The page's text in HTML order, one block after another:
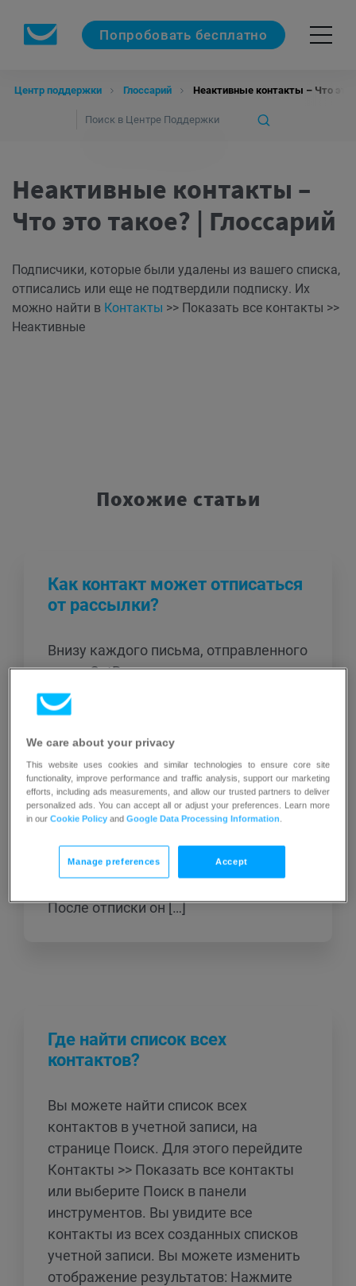
Попробовать бесплатно
Центр поддержки Глоссарий Неактивные контакты – Что это
Неактивные контакты –
Что это такое? | Глоссарий
Подписчики, которые были удалены из вашего списка,
отписались или еще не подтвердили подписку. Их
можно найти в Контакты >> Показать все контакты >>
Неактивные
Похожие статьи
Как контакт может отписаться
от рассылки?
Внизу каждого письма, отправленного
через GetResponse, содержится
ссылка отказа от подписки. Ниже
приведен пример дисклеймера
GetResponse: Получатель кликает
ссылку и видит страницу отписки, на
которой отображаются все списки, на
которые он подписан. Он может
выбрать, от каких списков
отписаться, а также остаться
подписанным на все списки, но
После отписки он […]
Где найти список всех
контактов?
Вы можете найти список всех
контактов в учетной записи, на
странице Поиск. Для этого перейдите
Контакты >> Показать все контакты
или выберите Поиск в панели
инструментов. Вы увидите все
контакты из всех созданных списков
учетной записи. Вы можете изменить
отображение результатов: Нажмите
We care about your privacy
This website uses cookies and similar technologies to ensure core site
functionality, improve performance and traffic analysis, support our marketing
efforts, including ads measurements, and allow our trusted partners to deliver
personalized ads. You can accept all or adjust your preferences. Learn more
in ourCookie Policy andGoogle Data Processing Information
Manage preferences Accept